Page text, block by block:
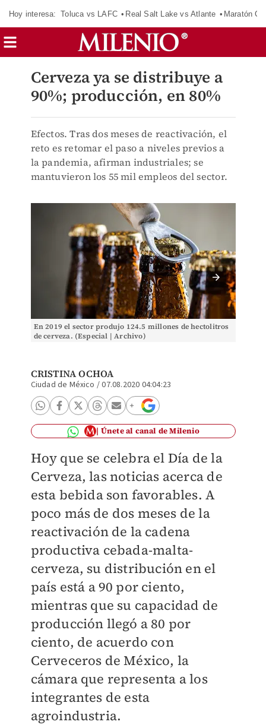
Hoy interesa: Toluca vs LAFC Real Salt Lake vs Atlante Maratón
Cerveza ya se distribuye a
90%; producción, en 80%
Efectos. Tras dos meses de reactivación, el
reto es retomar el paso a niveles previos a
la pandemia, afirman industriales; se
mantuvieron los 55 mil empleos del sector.
En 2019 el sector produjo 124.5 millones de hectolitros
de cerveza. (Especial | Archivo)
CRISTINA OCHOA
Ciudad de México /07.08.2020 04:04:23
Únete al canal de Milenio
Hoy que se celebra el Día de la
Cerveza, las noticias acerca de
esta bebida son favorables. A
poco más de dos meses de la
reactivación de la cadena
productiva cebada-malta-
cerveza, su distribución en el
país está a 90 por ciento,
mientras que su capacidad de
producción llegó a 80 por
ciento, de acuerdo con
Cerveceros de México, la
cámara que representa a los
integrantes de esta
agroindustria.